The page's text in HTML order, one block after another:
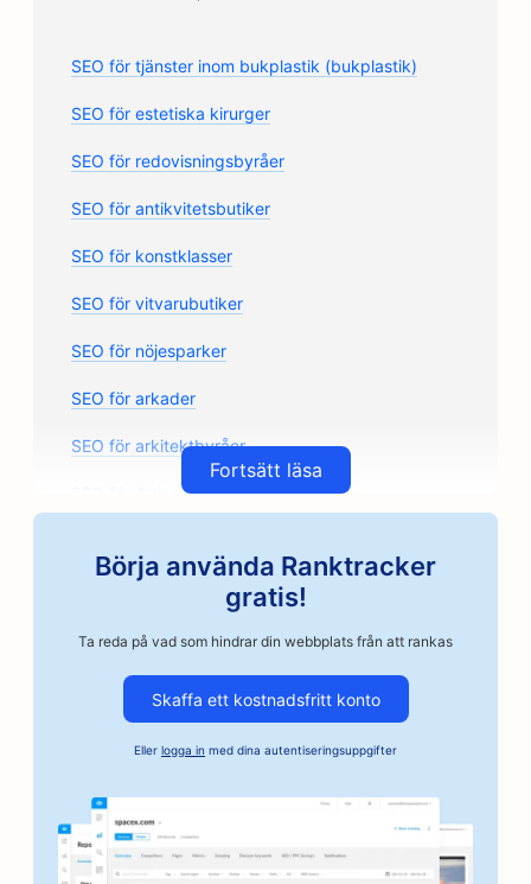
SEO för tjänster inom bukplastik (bukplastik)
SEO för estetiska kirurger
SEO för redovisningsbyråer
SEO för antikvitetsbutiker
SEO för konstklasser
SEO för vitvarubutiker
SEO för nöjesparker
SEO för arkader
SEO för arkitektbyråer
SEO för Artisan Coffee Roasters
SEO för bilverkstäder
SEO för bilverkstäder
SEO för företag inom fordonsindustrin
SEO för bagerier
SEO för frisersalonger
Fortsätt läsa
Börja använda Ranktracker
gratis!
Ta reda på vad som hindrar din webbplats från att rankas
Skaffa ett kostnadsfritt konto
Eller logga in med dina autentiseringsuppgifter